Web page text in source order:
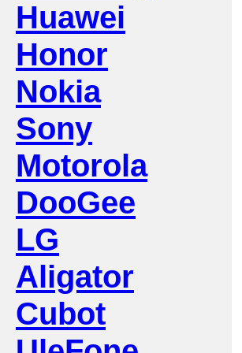
Huawei
Honor
Nokia
Sony
Motorola
DooGee
LG
Aligator
Cubot